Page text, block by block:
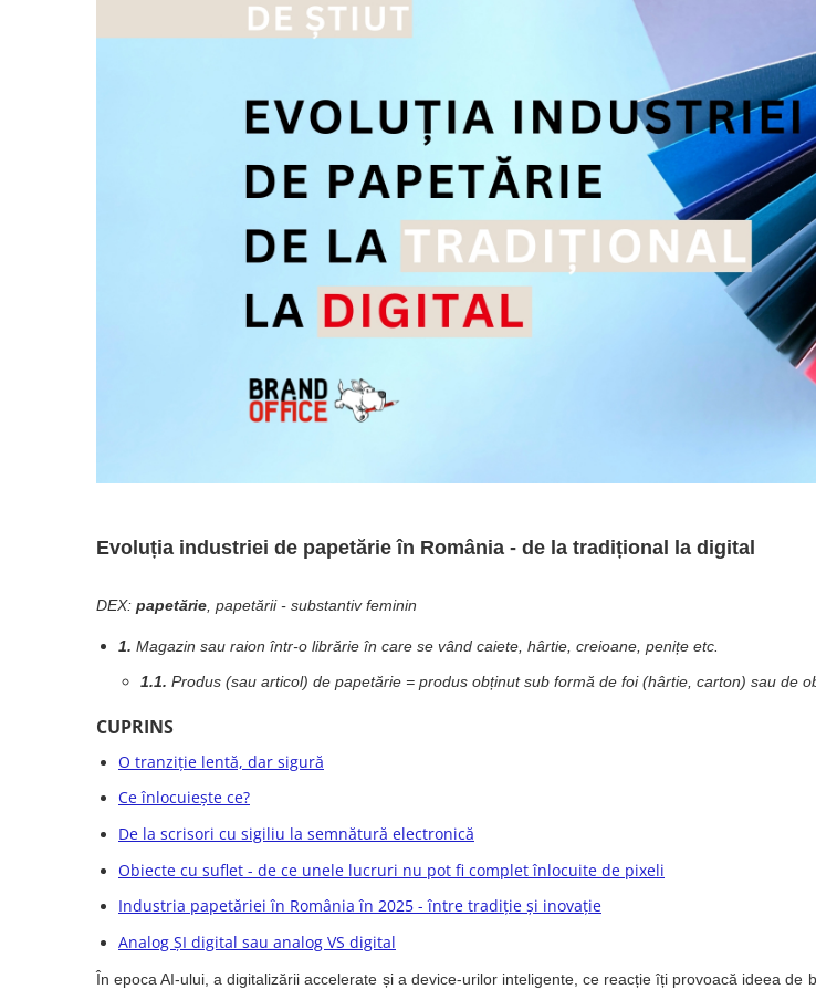
Textmarkere
Carioci si creioane colorate
Rezerve instrumente scris
Tavite documente si suporturi
Produse Antibacteriene
Articole pentru baie
Articole pentru bucatarie
Maturi, mopuri si galeti
Hartie igienica, prosoape hartie si
dispensere
Evoluția industriei de papetărie în România - de la tradițional la digital
DEX: papetărie, papetării - substantiv feminin
1. Magazin sau raion într-o librărie în care se vând caiete, hârtie, creioane, penițe etc.
1.1. Produs (sau articol) de papetărie = produs obținut sub formă de foi (hârtie, carton) sau de
CUPRINS
O tranziție lentă, dar sigură
Ce înlocuiește ce?
De la scrisori cu sigiliu la semnătură electronică
Obiecte cu suflet - de ce unele lucruri nu pot fi complet înlocuite de pixeli
Industria papetăriei în România în 2025 - între tradiție și inovație
Analog ȘI digital sau analog VS digital
În epoca AI-ului, a digitalizării accelerate și a device-urilor inteligente, ce reacție îți provoacă ideea de